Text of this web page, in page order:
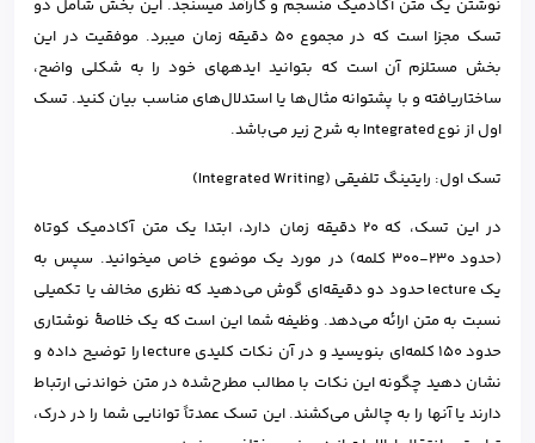
نوشتن یک متن آکادمیک منسجم و کارآمد میسنجد. این بخش شامل دو
تسک مجزا است که در مجموع ۵۰ دقیقه زمان میبرد. موفقیت در این
بخش مستلزم آن است که بتوانید ایدههای خود را به شکلی واضح،
ساختاریافته و با پشتوانه مثال‌ها یا استدلال‌های مناسب بیان کنید. تسک
اول از نوع Integrated به شرح زیر می‌باشد.
تسک اول: رایتینگ تلفیقی (Integrated Writing)
در این تسک، که ۲۰ دقیقه زمان دارد، ابتدا یک متن آکادمیک کوتاه
(حدود ۲۳۰-۳۰۰ کلمه) در مورد یک موضوع خاص میخوانید. سپس به
یک lecture حدود دو دقیقه‌ای گوش می‌دهید که نظری مخالف یا تکمیلی
نسبت به متن ارائه می‌دهد. وظیفه شما این است که یک خلاصهٔ نوشتاری
حدود ۱۵۰ کلمه‌ای بنویسید و در آن نکات کلیدی lecture را توضیح داده و
نشان دهید چگونه این نکات با مطالب مطرح‌شده در متن خواندنی ارتباط
دارند یا آنها را به چالش می‌کشند. این تسک عمدتاً توانایی شما را در درک،